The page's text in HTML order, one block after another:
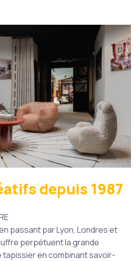
depuis 1987
passant par Lyon, Londres et
perpétuent la grande
tapissier en combinant savoir-